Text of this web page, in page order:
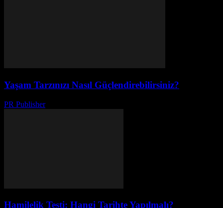
Yaşam Tarzınızı Nasıl Güçlendirebilirsiniz?
PR Publisher-
Hamilelik Testi: Hangi Tarihte Yapılmalı?